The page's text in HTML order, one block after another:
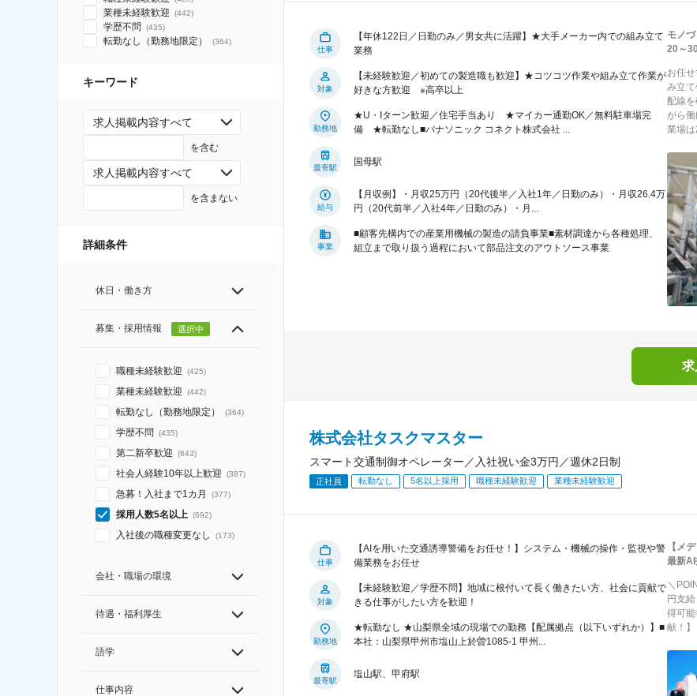
業種未経験歓迎 (442)
学歴不問 (435)
転勤なし（勤務地限定） (364)
キーワード
求人掲載内容すべて
を含む
求人掲載内容すべて
を含まない
詳細条件
休日・働き方
募集・採用情報 選択中
職種未経験歓迎 (425)
業種未経験歓迎 (442)
転勤なし（勤務地限定） (364)
学歴不問 (435)
第二新卒歓迎 (643)
社会人経験10年以上歓迎 (387)
急募！入社まで1カ月 (377)
採用人数5名以上 (692)
入社後の職種変更なし (173)
会社・職場の環境
待遇・福利厚生
語学
仕事内容
仕事
【年休122日／日勤のみ／男女共に活躍】★大手メーカー内での組み立て
業務
対象
【未経験歓迎／初めての製造職も歓迎】★コツコツ作業や組み立て作業が
好きな方歓迎 ※高卒以上
勤務地
★U・Iターン歓迎／住宅手当あり ★マイカー通勤OK／無料駐車場完
備 ★転勤なし■パナソニック コネクト株式会社 ...
最寄駅
国母駅
給与
【月収例】・月収25万円（20代後半／入社1年／日勤のみ）・月収26.4万
円（20代前半／入社4年／日勤のみ）・月...
事業
■顧客先構内での産業用機械の製造の請負事業■素材調達から各種処理、
組立まで取り扱う過程において部品注文のアウトソース事業
モノ
20～
お任
み立
配線
がら
業場は
求
株式会社タスクマスター
スマート交通制御オペレーター／入社祝い金3万円／週休2日制
正社員 転勤なし 5名以上採用 職種未経験歓迎 業種未経験歓迎
仕事
【AIを用いた交通誘導警備をお任せ！】システム・機械の操作・監視や警
備業務をお任せ
対象
【未経験歓迎／学歴不問】地域に根付いて長く働きたい方、社会に貢献で
きる仕事がしたい方を歓迎！
勤務地
★転勤なし ★山梨県全域の現場での勤務【配属拠点（以下いずれか）】■
本社：山梨県甲州市塩山上於曽1085-1 甲州...
最寄駅
塩山駅、甲府駅
【メ
最新AI
＼
円支
得可
献！